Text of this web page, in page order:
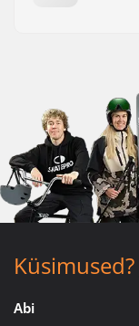
Küsimused?
Abi